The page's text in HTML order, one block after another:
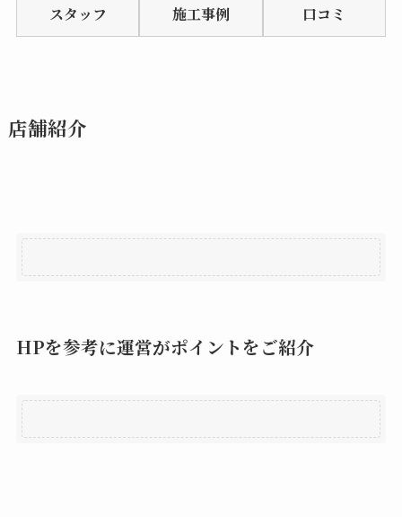
5
スタッフ 施工事例 口コミ
店舗紹介
HPを参考に運営がポイントをご紹介